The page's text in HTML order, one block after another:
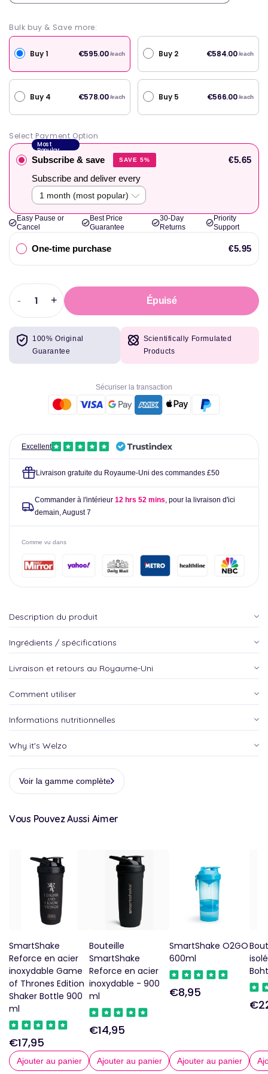
Bulk buy & Save more:
Buy 1 €595.00 /each Buy 2 €584.00 /each
Buy 4 €578.00 /each Buy 5 €566.00 /each
Select Payment Option
Most
Popular
Subscribe & save SAVE 5%
€5.65
Subscribe and deliver every
Easy Pause or
Cancel
Best Price
Guarantee
30-Day
Returns
Priority
Support
One-time purchase €5.95
Réduire
la
quantité
pour
SmartShake
-
Augmenter
pour
SmartShake
500
+ Épuisé
100% Original
Guarantee
Scientifically Formulated
Products
Sécuriser la transaction
Excellent
Livraison gratuite du Royaume-Uni des commandes £50
Commander à l'intérieur 12 hrs 52 mins, pour la livraison d'ici
demain,August 7
Comme vu dans
Description du produit
Ingrédients / spécifications
Livraison et retours au Royaume-Uni
Comment utiliser
Informations nutritionnelles
Why it's Welzo
Voir la gamme complète
Vous Pouvez Aussi Aimer
SmartShake
Reforce en acier
inoxydable Game
of Thrones Edition
Shaker Bottle 900
ml
Prix
régulier
€17,95
Ajouter au panier
Bouteille
SmartShake
Reforce en acier
inoxydable - 900
ml
Prix
régulier
€14,95
Ajouter au panier
SmartShake O2GO
600ml
Prix
€8,95
Ajouter au panier
Prix